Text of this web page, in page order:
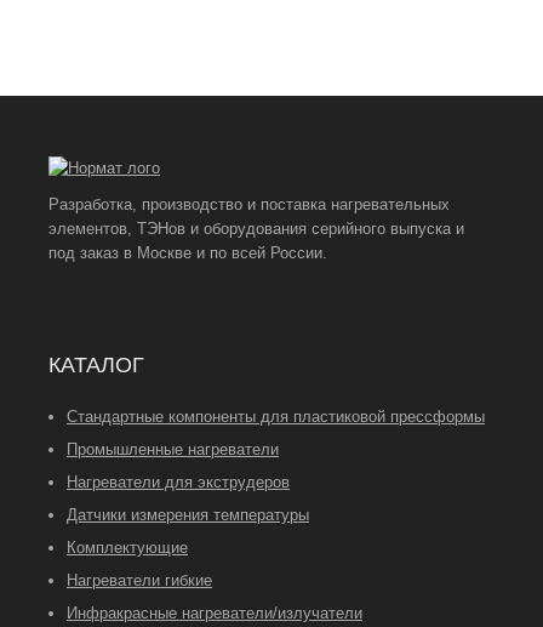
Разработка, производство и поставка нагревательных
элементов, ТЭНов и оборудования серийного выпуска и
под заказ в Москве и по всей России.
КАТАЛОГ
Стандартные компоненты для пластиковой прессформы
Промышленные нагреватели
Нагреватели для экструдеров
Датчики измерения температуры
Комплектующие
Нагреватели гибкие
Инфракрасные нагреватели/излучатели